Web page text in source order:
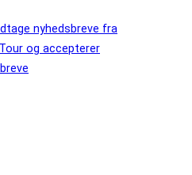
nyhedsbreve fra
og accepterer